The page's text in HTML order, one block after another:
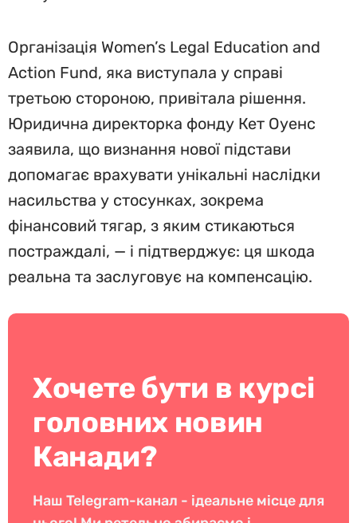
Організація Women’s Legal Education and
Action Fund, яка виступала у справі
третьою стороною, привітала рішення.
Юридична директорка фонду Кет Оуенс
заявила, що визнання нової підстави
допомагає врахувати унікальні наслідки
насильства у стосунках, зокрема
фінансовий тягар, з яким стикаються
постраждалі, — і підтверджує: ця шкода
реальна та заслуговує на компенсацію.
Хочете бути в курсі
головних новин
Канади?
Наш Telegram-канал - ідеальне місце для